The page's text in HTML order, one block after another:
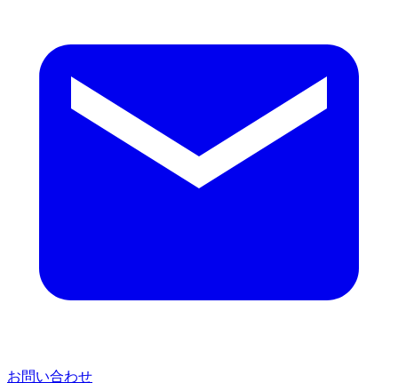
お問い合わせ